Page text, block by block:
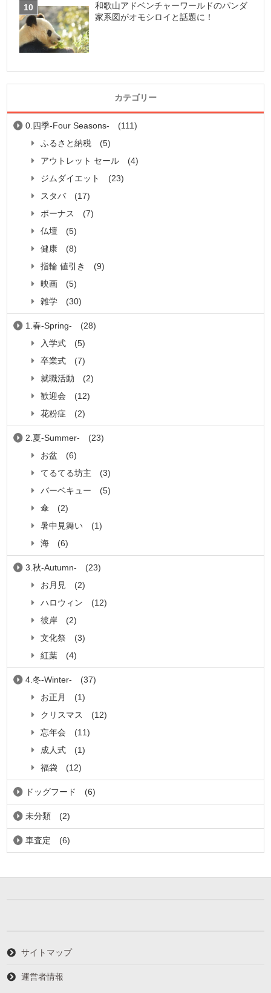
和歌山アドベンチャーワールドのパンダ
家系図がオモシロイと話題に！
カテゴリー
0.四季-Four Seasons-
(111)
ふるさと納税
(5)
アウトレット セール
(4)
ジムダイエット
(23)
スタバ
(17)
ボーナス
(7)
仏壇
(5)
健康
(8)
指輪 値引き
(9)
映画
(5)
雑学
(30)
1.春-Spring-
(28)
入学式
(5)
卒業式
(7)
就職活動
(2)
歓迎会
(12)
花粉症
(2)
2.夏-Summer-
(23)
お盆
(6)
てるてる坊主
(3)
バーベキュー
(5)
傘
(2)
暑中見舞い
(1)
海
(6)
3.秋-Autumn-
(23)
お月見
(2)
ハロウィン
(12)
彼岸
(2)
文化祭
(3)
紅葉
(4)
4.冬-Winter-
(37)
お正月
(1)
クリスマス
(12)
忘年会
(11)
成人式
(1)
福袋
(12)
ドッグフード (6)
未分類 (2)
車査定 (6)
サイトマップ
運営者情報